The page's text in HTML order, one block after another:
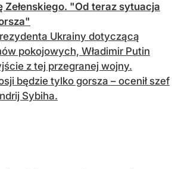
Zełenskiego. "Od teraz sytuacja
Ukrainy dotyczącą
pokojowych, Władimir Putin
z tej przegranej wojny.
będzie tylko gorsza – ocenił szef
Sybiha.